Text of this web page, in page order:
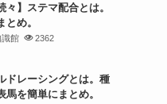
々】ステマ配合とは。
とめ。
識館 2362
ドレーシングとは。種
馬を簡単にまとめ。